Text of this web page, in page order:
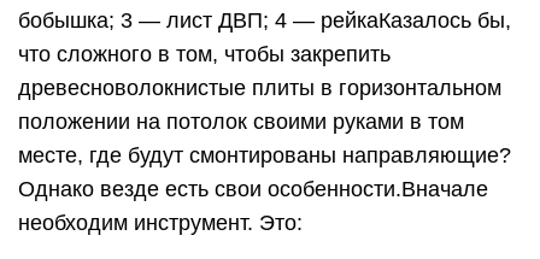
бобышка; 3 — лист ДВП; 4 — рейкаКазалось бы,
что сложного в том, чтобы закрепить
древесноволокнистые плиты в горизонтальном
положении на потолок своими руками в том
месте, где будут смонтированы направляющие?
Однако везде есть свои особенности.Вначале
необходим инструмент. Это: